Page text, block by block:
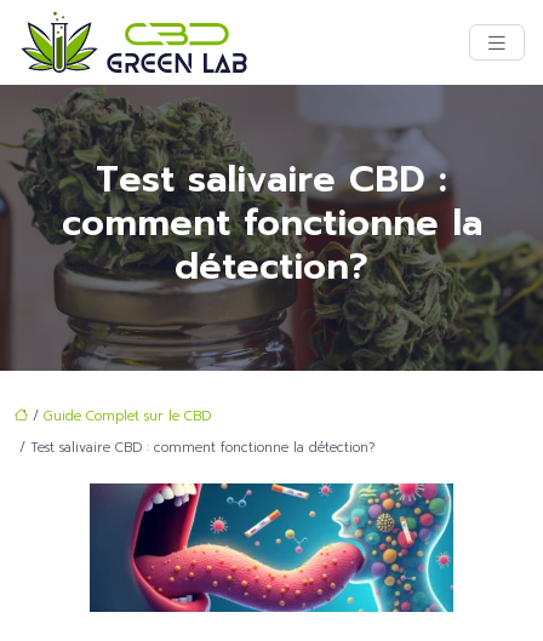
Test salivaire CBD :
comment fonctionne la
détection?
/ Guide Complet sur le CBD
/ Test salivaire CBD : comment fonctionne la détection?